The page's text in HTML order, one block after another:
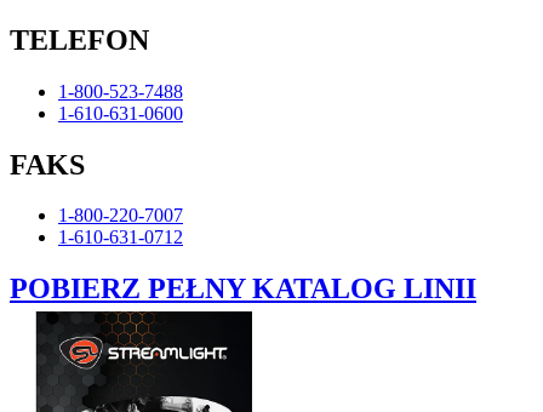
TELEFON
1-800-523-7488
1-610-631-0600
FAKS
1-800-220-7007
1-610-631-0712
POBIERZ PEŁNY KATALOG LINII